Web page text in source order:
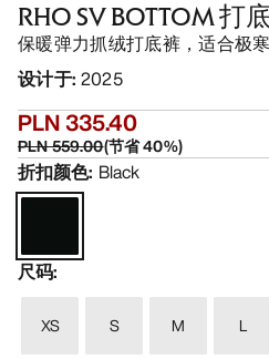
RHO SV BOTTOM 打
保暖弹力抓绒打底裤，适合极寒
设计于: 2025
PLN 335.40
PLN 559.00(节省40%)
折扣颜色: Black
尺码:
XS S M L